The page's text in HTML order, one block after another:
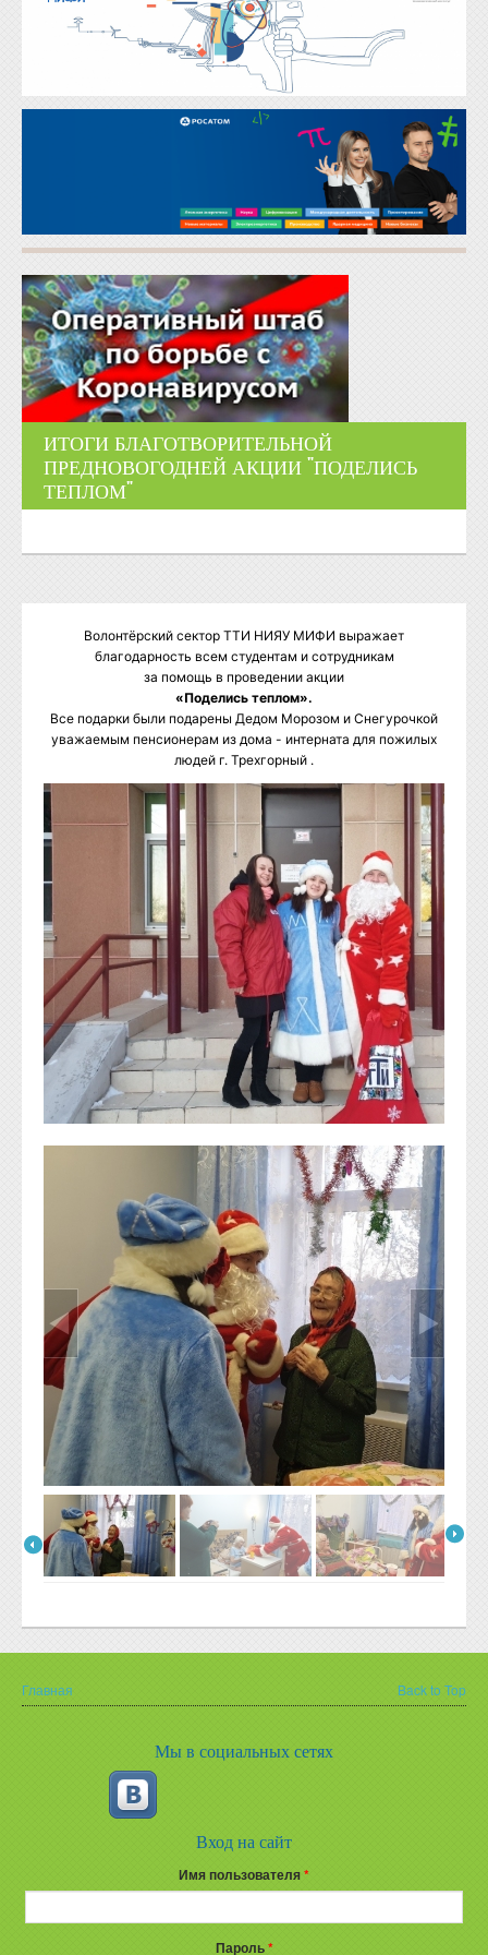
ИТОГИ БЛАГОТВОРИТЕЛЬНОЙ
ПРЕДНОВОГОДНЕЙ АКЦИИ "ПОДЕЛИСЬ
ТЕПЛОМ"
Волонтёрский сектор ТТИ НИЯУ МИФИ выражает
благодарность всем студентам и сотрудникам
за помощь в проведении акции
«Поделись теплом».
Все подарки были подарены Дедом Морозом и Снегурочкой
уважаемым пенсионерам из дома - интерната для пожилых
людей г. Трехгорный .
Вы здесь
Главная Back to Top
Мы в социальных сетях
Вход на сайт
Имя пользователя*
Пароль*